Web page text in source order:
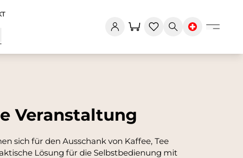
Veranstaltung
sich für den Ausschank von Kaffee, Tee
Lösung für die Selbstbedienung mit